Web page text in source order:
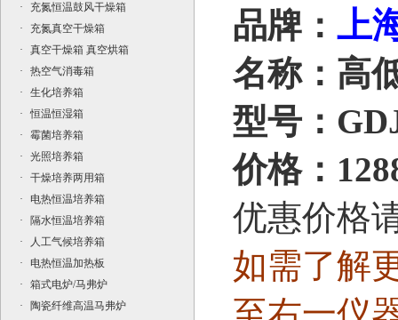
·
充氮恒温鼓风干燥箱
·
充氮真空干燥箱
·
真空干燥箱 真空烘箱
·
热空气消毒箱
·
生化培养箱
·
恒温恒湿箱
·
霉菌培养箱
·
光照培养箱
·
干燥培养两用箱
·
电热恒温培养箱
·
隔水恒温培养箱
·
人工气候培养箱
·
电热恒温加热板
·
箱式电炉/马弗炉
·
陶瓷纤维高温马弗炉
品牌： 上
名称：高
型号：
价格：
优惠价格
如需了解